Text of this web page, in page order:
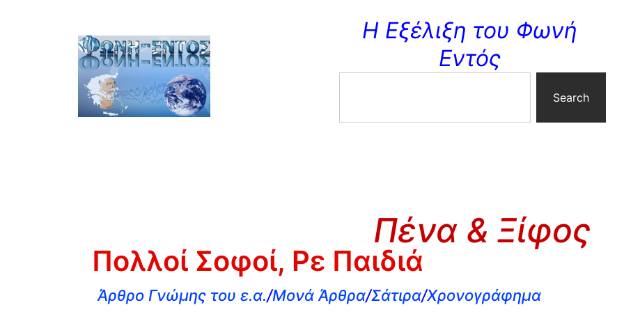
Η Εξέλιξη του Φωνή
Εντός
Search
Πένα & Ξίφος
Πολλοί Σοφοί, Ρε Παιδιά
Άρθρο Γνώμης του ε.α./Μονά Άρθρα/Σάτιρα/Χρονογράφημα